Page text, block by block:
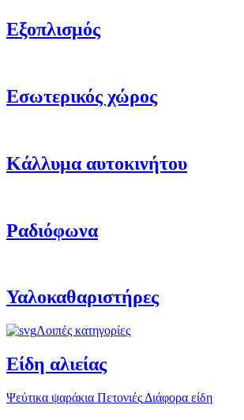
Εξοπλισμός
Εσωτερικός χώρος
Κάλλυμα αυτοκινήτου
Ραδιόφωνα
Υαλοκαθαριστήρες
Λοιπές κατηγορίες
Είδη αλιείας
Ψεύτικα ψαράκια Πετονιές Διάφορα είδη